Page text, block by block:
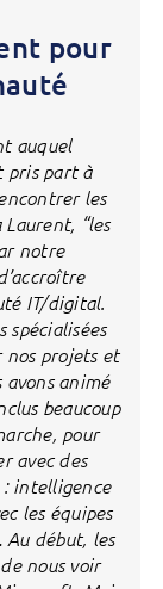
pour
auquel
pris part à
les
“les
notre
IT/digital.
spécialisées
nos projets et
avons animé
beaucoup
pour
avec des
: intelligence
les équipes
Au début, les
nous voir